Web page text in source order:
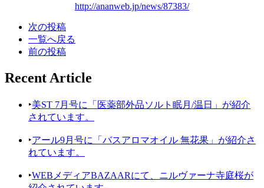
http://ananweb.jp/news/87383/
次の投稿
一覧へ戻る
前の投稿
Recent Article
‣美ST 7月号に「医薬部外品ソルト眠月/温日」が紹介
されています。
‣アール9月号に「バスアロマオイル 無花果」が紹介さ
れています。
‣WEBメディアBAZAARにて、ニルヴァーナ寺庭桜が